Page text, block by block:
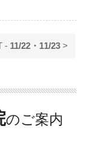
- 11/22・11/23>